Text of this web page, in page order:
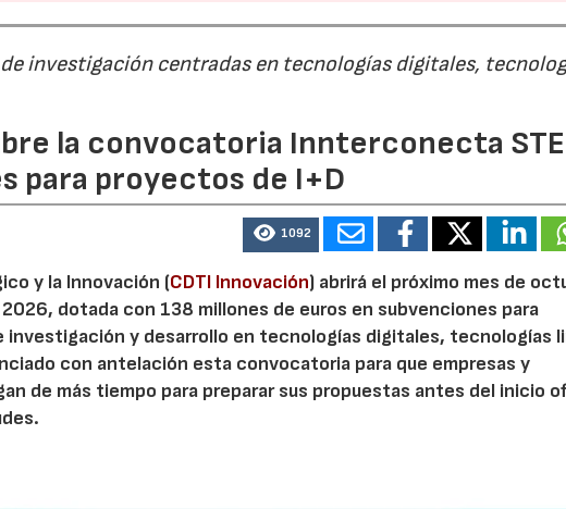
investigación centradas en tecnologías digitales,
la convocatoria Innterconecta
para proyectos de I+D
1092
y la Innovación (CDTI Innovación) abrirá el próximo mes de
dotada con 138 millones de euros en subvenciones para
y desarrollo en tecnologías digitales, tecnologías
con antelación esta convocatoria para que empresas y
de más tiempo para preparar sus propuestas antes del inicio